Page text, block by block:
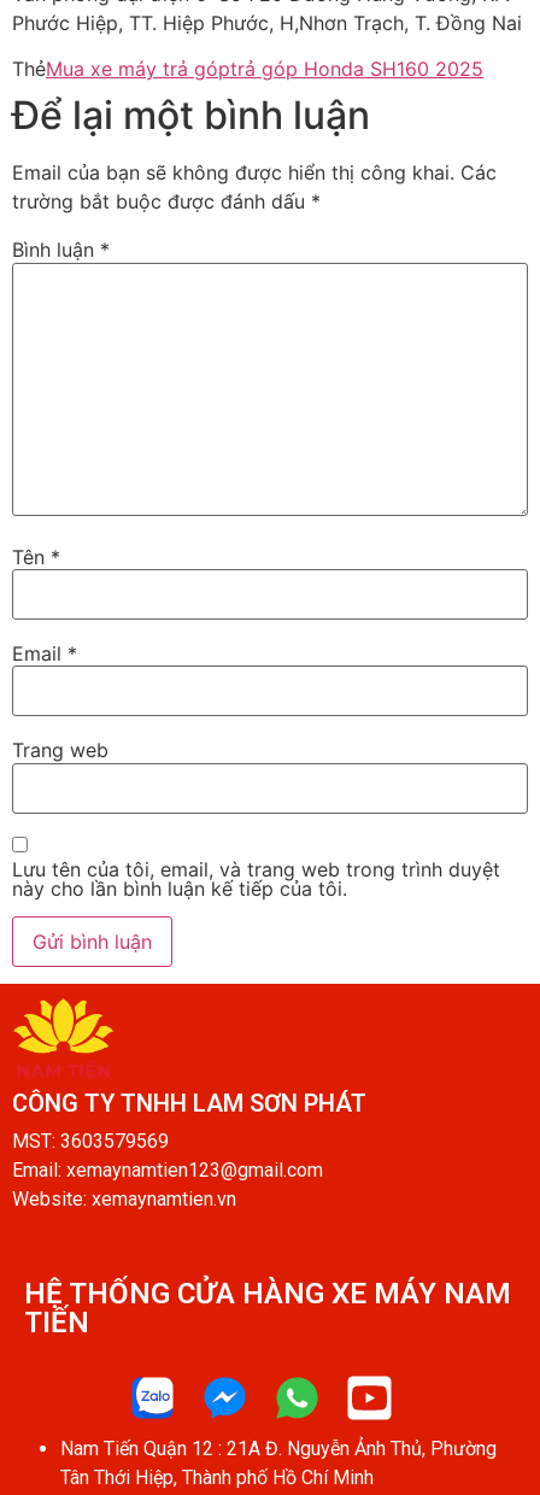
Phước Hiệp, TT. Hiệp Phước, H,Nhơn Trạch, T. Đồng Nai
ThẻMua xe máy trả góptrả góp Honda SH160 2025
Để lại một bình luận
Email của bạn sẽ không được hiển thị công khai. Các
trường bắt buộc được đánh dấu *
Bình luận *
Tên *
Email *
Trang web
Lưu tên của tôi, email, và trang web trong trình duyệt
này cho lần bình luận kế tiếp của tôi.
CÔNG TY TNHH LAM SƠN PHÁT​
MST: 3603579569
Email: xemaynamtien123@gmail.com
Website: xemaynamtien.vn
HỆ THỐNG CỬA HÀNG XE MÁY NAM
TIẾN​
Nam Tiến Quận 12 : 21A Đ. Nguyễn Ảnh Thủ, Phường
Tân Thới Hiệp, Thành phố Hồ Chí Minh